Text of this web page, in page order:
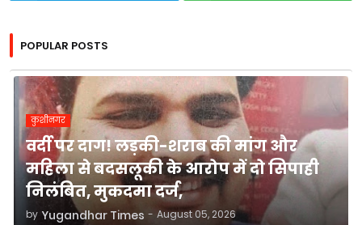
POPULAR POSTS
कुशीनगर
वर्दी पर दाग! लड़की-शराब की मांग और
महिला से बदसलूकी के आरोप में दो सिपाही
निलंबित, मुकदमा दर्ज,
by Yugandhar Times - August 05, 2026